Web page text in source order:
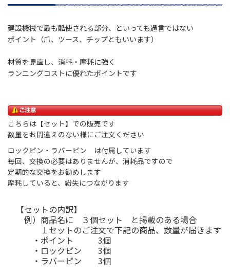
建設機械で最も酷使される部分、といっても過言ではない
ポイント（爪、ツース、チップともいいます）
材質を見直し、消耗・摩耗に強く
ランニングコストに優れたポイントです
こちらは【セット】での販売です
数量をお間違えのない様にご注文ください
ロックピン・ラバーピン は付属しています
毎回、交換の必要はありませんが、消耗品ですので
定期的な交換をお勧めします
摩耗していると、紛失につながります
【セットの内訳】
例）商品名に ３個セット と掲載のある場合
１セットのご注文で下記の商品、数量が届きます
・ポイント 3個
・ロックピン 3個
・ラバーピン 3個